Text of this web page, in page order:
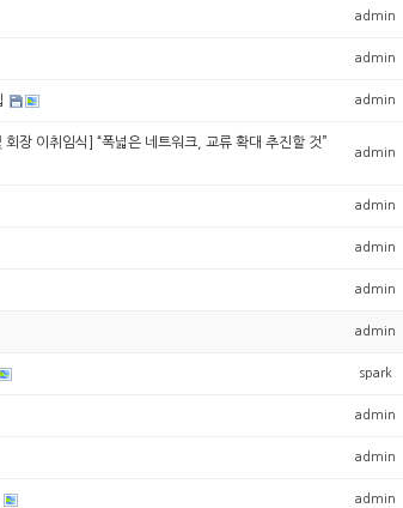
admin
admin
admin
장 이취임식] “폭넓은 네트워크, 교류 확대 추진할 것”
admin
admin
admin
admin
admin
spark
admin
admin
admin